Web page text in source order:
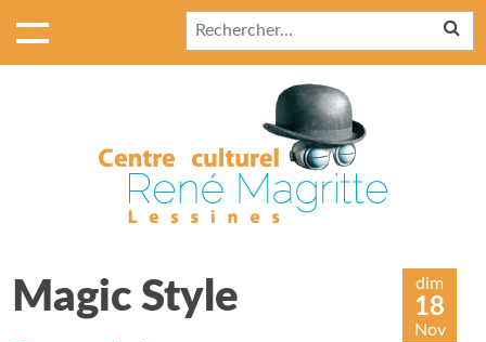
Magic Style dim
18
Nov